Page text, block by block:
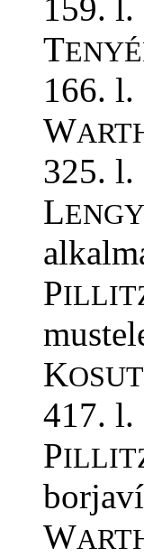
159. l.
T
166. l.
W
325. l.
L
P
K
417. l.
P
W